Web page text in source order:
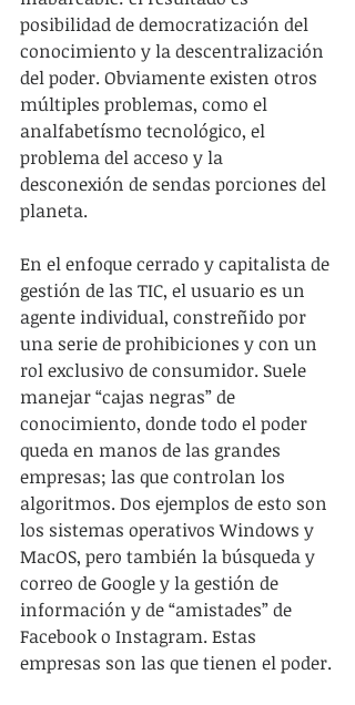
posibilidad de democratización del
conocimiento y la descentralización
del poder. Obviamente existen otros
múltiples problemas, como el
analfabetísmo tecnológico, el
problema del acceso y la
desconexión de sendas porciones del
planeta.
En el enfoque cerrado y capitalista de
gestión de las TIC, el usuario es un
agente individual, constreñido por
una serie de prohibiciones y con un
rol exclusivo de consumidor. Suele
manejar “cajas negras” de
conocimiento, donde todo el poder
queda en manos de las grandes
empresas; las que controlan los
algoritmos. Dos ejemplos de esto son
los sistemas operativos Windows y
MacOS, pero también la búsqueda y
correo de Google y la gestión de
información y de “amistades” de
Facebook o Instagram. Estas
empresas son las que tienen el poder.